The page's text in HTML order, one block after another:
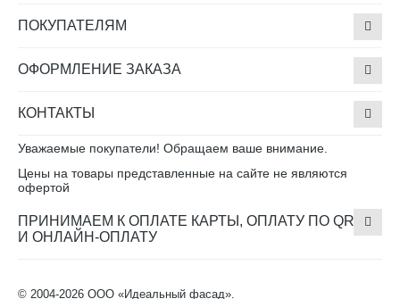
ПОКУПАТЕЛЯМ
ОФОРМЛЕНИЕ ЗАКАЗА
КОНТАКТЫ
Уважаемые покупатели! Обращаем ваше внимание.
Цены на товары представленные на сайте не являются
офертой
ПРИНИМАЕМ К ОПЛАТЕ КАРТЫ, ОПЛАТУ ПО QR
И ОНЛАЙН-ОПЛАТУ
© 2004-2026 ООО «Идеальный фасад».